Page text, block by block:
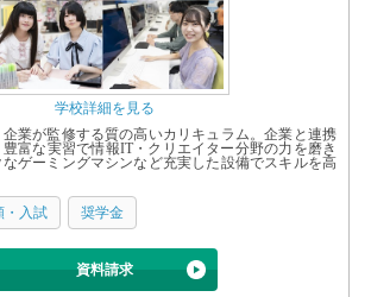
学校詳細を見る
業が監修する質の高いカリキュラム。企業と連携
富な実習で情報IT・クリエイター分野の力を磨き
ゲーミングマシンなど充実した設備でスキルを高
・入試 奨学金
資料請求